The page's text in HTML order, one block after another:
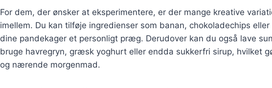
For dem, der ønsker at eksperimentere, er der mange kreative
imellem. Du kan tilføje ingredienser som banan, chokoladechips
dine pandekager et personligt præg. Derudover kan du også lave
bruge havregryn, græsk yoghurt eller endda sukkerfri sirup, hvilket
og nærende morgenmad.